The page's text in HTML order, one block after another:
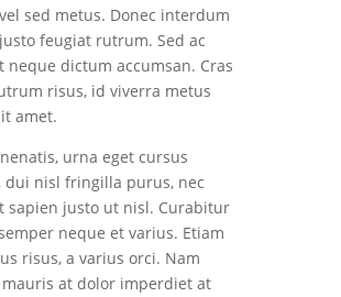
sed metus. Donec interdum
feugiat rutrum. Sed ac
neque dictum accumsan. Cras
risus, id viverra metus
amet.
urna eget cursus
dui nisl fringilla purus, nec
sapien justo ut nisl. Curabitur
neque et varius. Etiam
risus, a varius orci. Nam
at dolor imperdiet at